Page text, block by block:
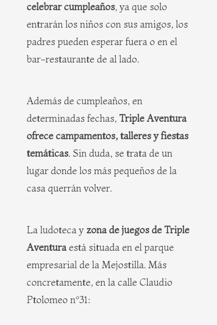
celebrar cumpleaños, ya que solo
entrarán los niños con sus amigos, los
padres pueden esperar fuera o en el
bar-restaurante de al lado.
Además de cumpleaños, en
determinadas fechas, Triple Aventura
ofrece campamentos, talleres y fiestas
temáticas. Sin duda, se trata de un
lugar donde los más pequeños de la
casa querrán volver.
La ludoteca y zona de juegos de Triple
Aventuraestá situada en el parque
empresarial de la Mejostilla. Más
concretamente, en la calle Claudio
Ptolomeo nº31: